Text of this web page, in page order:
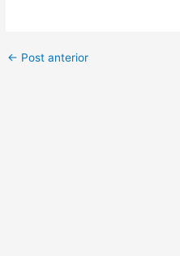
← Post anterior